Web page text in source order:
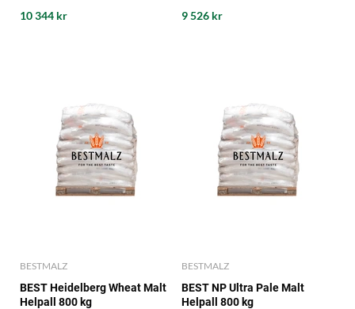
10 344 kr 9 526 kr
BESTMALZ
BEST Heidelberg Wheat Malt
Helpall 800 kg
BESTMALZ
BEST NP Ultra Pale Malt
Helpall 800 kg